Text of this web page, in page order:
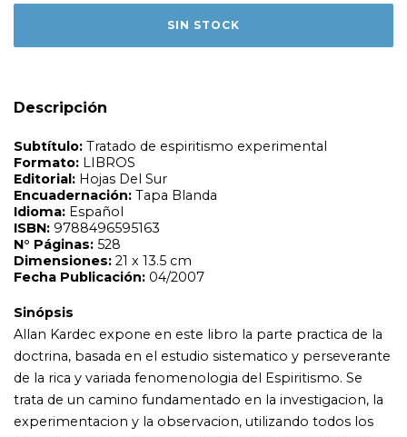
Descripción
ISBN:
Fecha Publicación:04/2007
Allan Kardec expone en este libro la parte practica de la
doctrina, basada en el estudio sistematico y perseverante
trata de un camino fundamentado en la investigacion, la
experimentacion y la observacion, utilizando todos los
cuidados necesarios a fin de evitar el fraude y poder asi
llegar a la evidencia de los hechos. Ciento cuarenta y
cinco aos despues de haber sido publicado por primera
vez, El Libro de los Mediums sigue siendo un manual
imprescindible para todo aquel que quiera adentrarse con
pie firme en el campo de la mediumnidad. El lector
seguras, que lo habilitaran para la tarea de la
comunicacion con los espiritus, sin los peligros de la
improvisacion, la credulidad y el empirismo rutinario. Un
deseo muy natural, entre las personas que se ocupan del
Espiritismo, es el poder entrar por si mismas en
comunicacion con los Espiritus; esta obra esta destinada
a facilitarles el camino. Allan Kardec